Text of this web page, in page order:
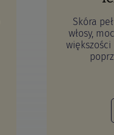
Skóra
włosy,
większości